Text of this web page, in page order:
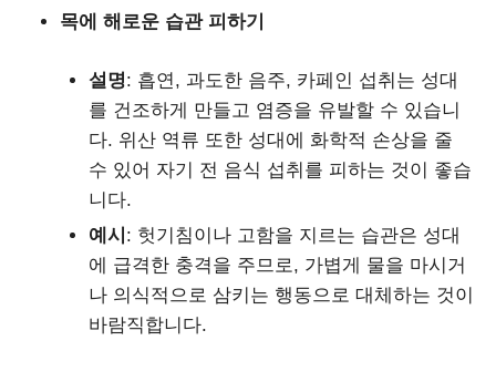
목에 해로운 습관 피하기
설명: 흡연, 과도한 음주, 카페인 섭취는 성대
를 건조하게 만들고 염증을 유발할 수 있습니
다. 위산 역류 또한 성대에 화학적 손상을 줄
수 있어 자기 전 음식 섭취를 피하는 것이 좋습
니다.
예시 : 헛기침이나 고함을 지르는 습관은 성대
에 급격한 충격을 주므로, 가볍게 물을 마시거
나 의식적으로 삼키는 행동으로 대체하는 것이
바람직합니다.